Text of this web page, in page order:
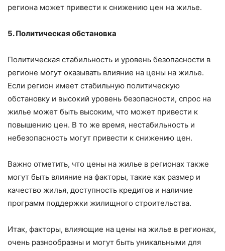
региона может привести к снижению цен на жилье.
5. Политическая обстановка
Политическая стабильность и уровень безопасности в
регионе могут оказывать влияние на цены на жилье.
Если регион имеет стабильную политическую
обстановку и высокий уровень безопасности, спрос на
жилье может быть высоким, что может привести к
повышению цен. В то же время, нестабильность и
небезопасность могут привести к снижению цен.
Важно отметить, что цены на жилье в регионах также
могут быть влияние на факторы, такие как размер и
качество жилья, доступность кредитов и наличие
программ поддержки жилищного строительства.
Итак, факторы, влияющие на цены на жилье в регионах,
очень разнообразны и могут быть уникальными для